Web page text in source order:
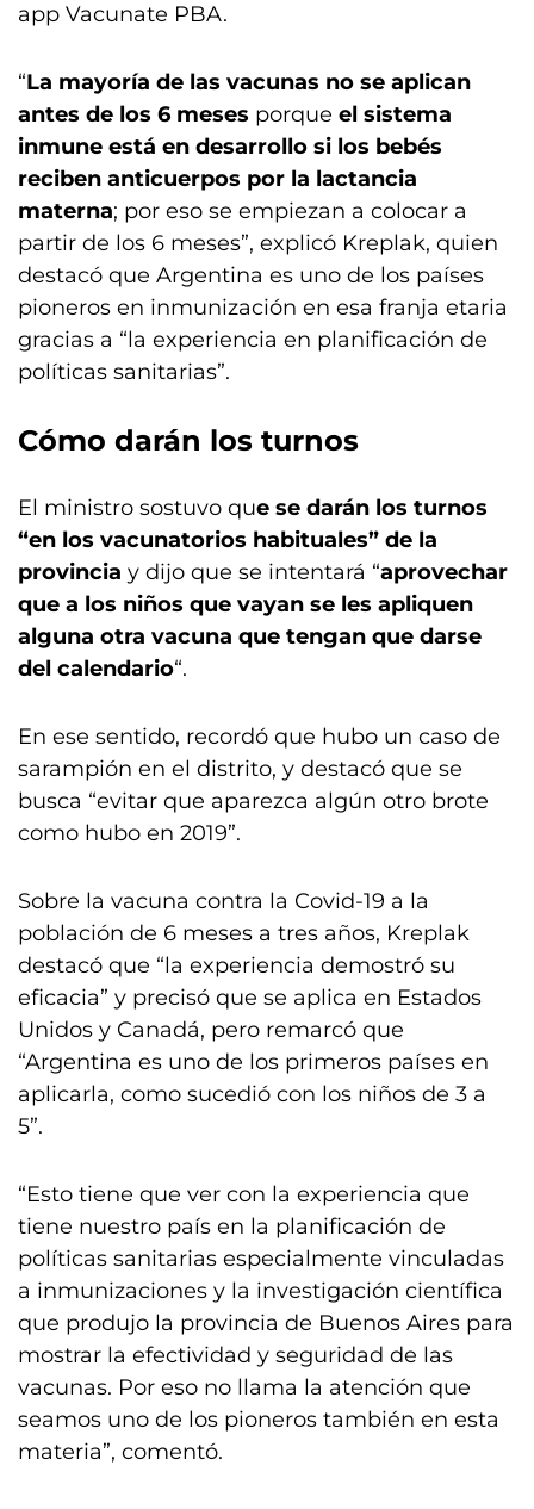
app Vacunate PBA.
“La mayoría de las vacunas no se aplican
antes de los 6 meses porque el sistema
inmune está en desarrollo si los bebés
reciben anticuerpos por la lactancia
materna; por eso se empiezan a colocar a
partir de los 6 meses”, explicó Kreplak, quien
destacó que Argentina es uno de los países
pioneros en inmunización en esa franja etaria
gracias a “la experiencia en planificación de
políticas sanitarias”.
Cómo darán los turnos
El ministro sostuvo que se darán los turnos
“en los vacunatorios habituales” de la
provincia y dijo que se intentará “aprovechar
que a los niños que vayan se les apliquen
alguna otra vacuna que tengan que darse
del calendario“.
En ese sentido, recordó que hubo un caso de
sarampión en el distrito, y destacó que se
busca “evitar que aparezca algún otro brote
como hubo en 2019”.
Sobre la vacuna contra la Covid-19 a la
población de 6 meses a tres años, Kreplak
destacó que “la experiencia demostró su
eficacia” y precisó que se aplica en Estados
Unidos y Canadá, pero remarcó que
“Argentina es uno de los primeros países en
aplicarla, como sucedió con los niños de 3 a
5”.
“Esto tiene que ver con la experiencia que
tiene nuestro país en la planificación de
políticas sanitarias especialmente vinculadas
a inmunizaciones y la investigación científica
que produjo la provincia de Buenos Aires para
mostrar la efectividad y seguridad de las
vacunas. Por eso no llama la atención que
seamos uno de los pioneros también en esta
materia”, comentó.